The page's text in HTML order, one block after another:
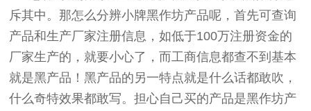
斥其中。那怎么分辨小牌黑作坊产品呢，首先可查询
产品和生产厂家注册信息，如低于100万注册资金的
厂家生产的，就要小心了，而工商信息都查不到基本
就是黑产品！黑产品的另一特点就是什么话都敢吹，
什么奇特效果都敢写。担心自己买的产品是黑作坊产